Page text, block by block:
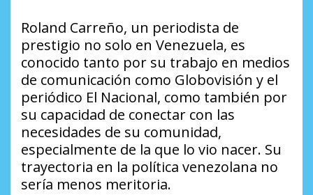
Roland Carreño, un periodista de
prestigio no solo en Venezuela, es
conocido tanto por su trabajo en medios
de comunicación como Globovisión y el
periódico El Nacional, como también por
su capacidad de conectar con las
necesidades de su comunidad,
especialmente de la que lo vio nacer. Su
trayectoria en la política venezolana no
sería menos meritoria.